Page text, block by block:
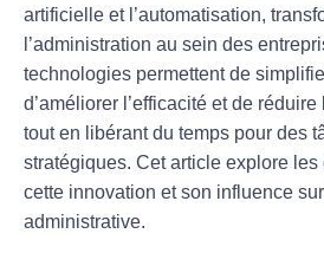
artificielle et l’automatisation,
l’administration au sein des
technologies permettent de
d’améliorer l’efficacité et de
tout en libérant du temps pour des
stratégiques. Cet article explore
cette innovation et son influence
administrative.